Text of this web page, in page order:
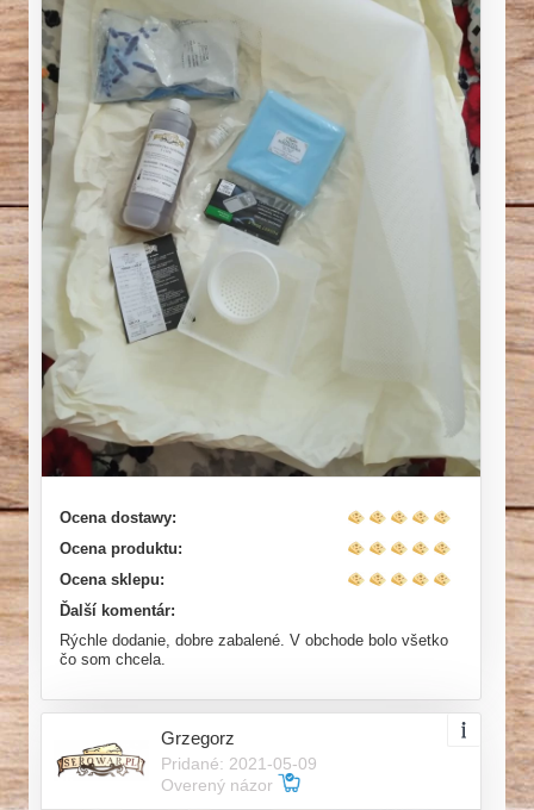
Ocena dostawy:
Ocena produktu:
Ocena sklepu:
Ďalší komentár:
Rýchle dodanie, dobre zabalené. V obchode bolo všetko
čo som chcela.
Grzegorz
Pridané: 2021-05-09
Overený názor